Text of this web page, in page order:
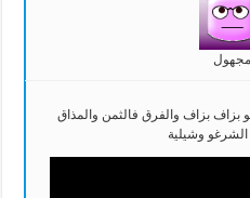
مجهول
بزاف بزاف والفرق فالثمن والمذاق
وشيلية